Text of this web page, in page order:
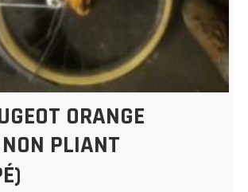
ORANGE
PLIANT